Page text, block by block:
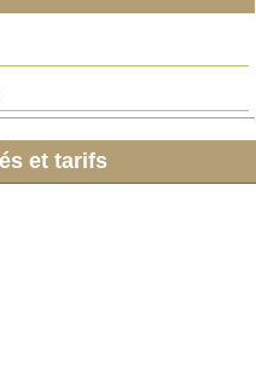
et tarifs